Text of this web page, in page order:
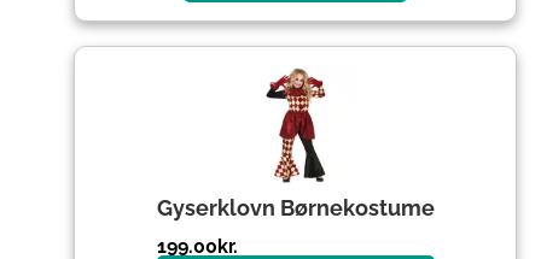
Gyserklovn Børnekostume
199.00kr.